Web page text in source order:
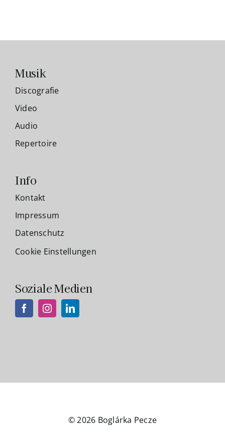
Musik
Discografie
Video
Audio
Repertoire
Info
Kontakt
Impressum
Datenschutz
Cookie Einstellungen
Soziale Medien
© 2026 Boglárka Pecze